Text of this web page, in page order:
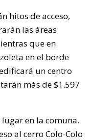
hitos de acceso,
las áreas
que en
en el borde
un centro
más de $1.597
en la comuna.
al cerro Colo-Colo